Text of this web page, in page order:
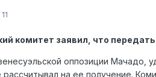
комитет заявил, что
оппозиции Мачадо,
на ее получение.